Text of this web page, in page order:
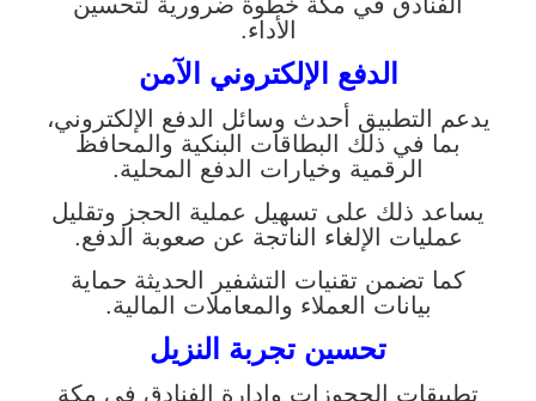
الأداء.
الدفع الإلكتروني الآمن
يدعم التطبيق أحدث وسائل الدفع الإلكتروني،
بما في ذلك البطاقات البنكية والمحافظ
الرقمية وخيارات الدفع المحلية.
يساعد ذلك على تسهيل عملية الحجز وتقليل
عمليات الإلغاء الناتجة عن صعوبة الدفع.
كما تضمن تقنيات التشفير الحديثة حماية
بيانات العملاء والمعاملات المالية.
تحسين تجربة النزيل
تطبيقات الحجوزات وإدارة الفنادق في مكة